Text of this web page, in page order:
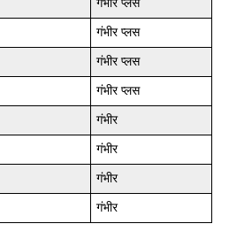
गंभीर प्लस
गंभीर प्लस
गंभीर प्लस
गंभीर प्लस
गंभीर
गंभीर
गंभीर
गंभीर